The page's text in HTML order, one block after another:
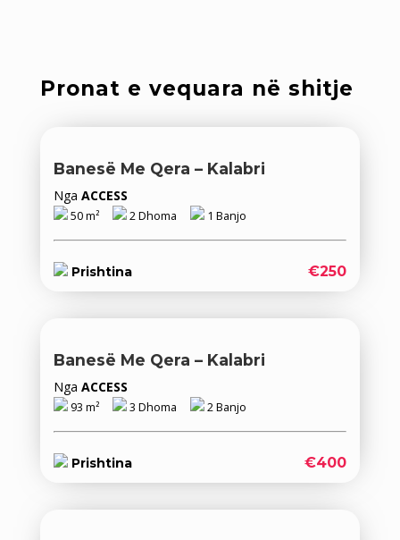
Pronat e vequara në shitje
Banesë Me Qera – Kalabri
Nga ACCESS
50 m² 2 Dhoma 1 Banjo
Prishtina €250
Banesë Me Qera – Kalabri
Nga ACCESS
93 m² 3 Dhoma 2 Banjo
Prishtina €400